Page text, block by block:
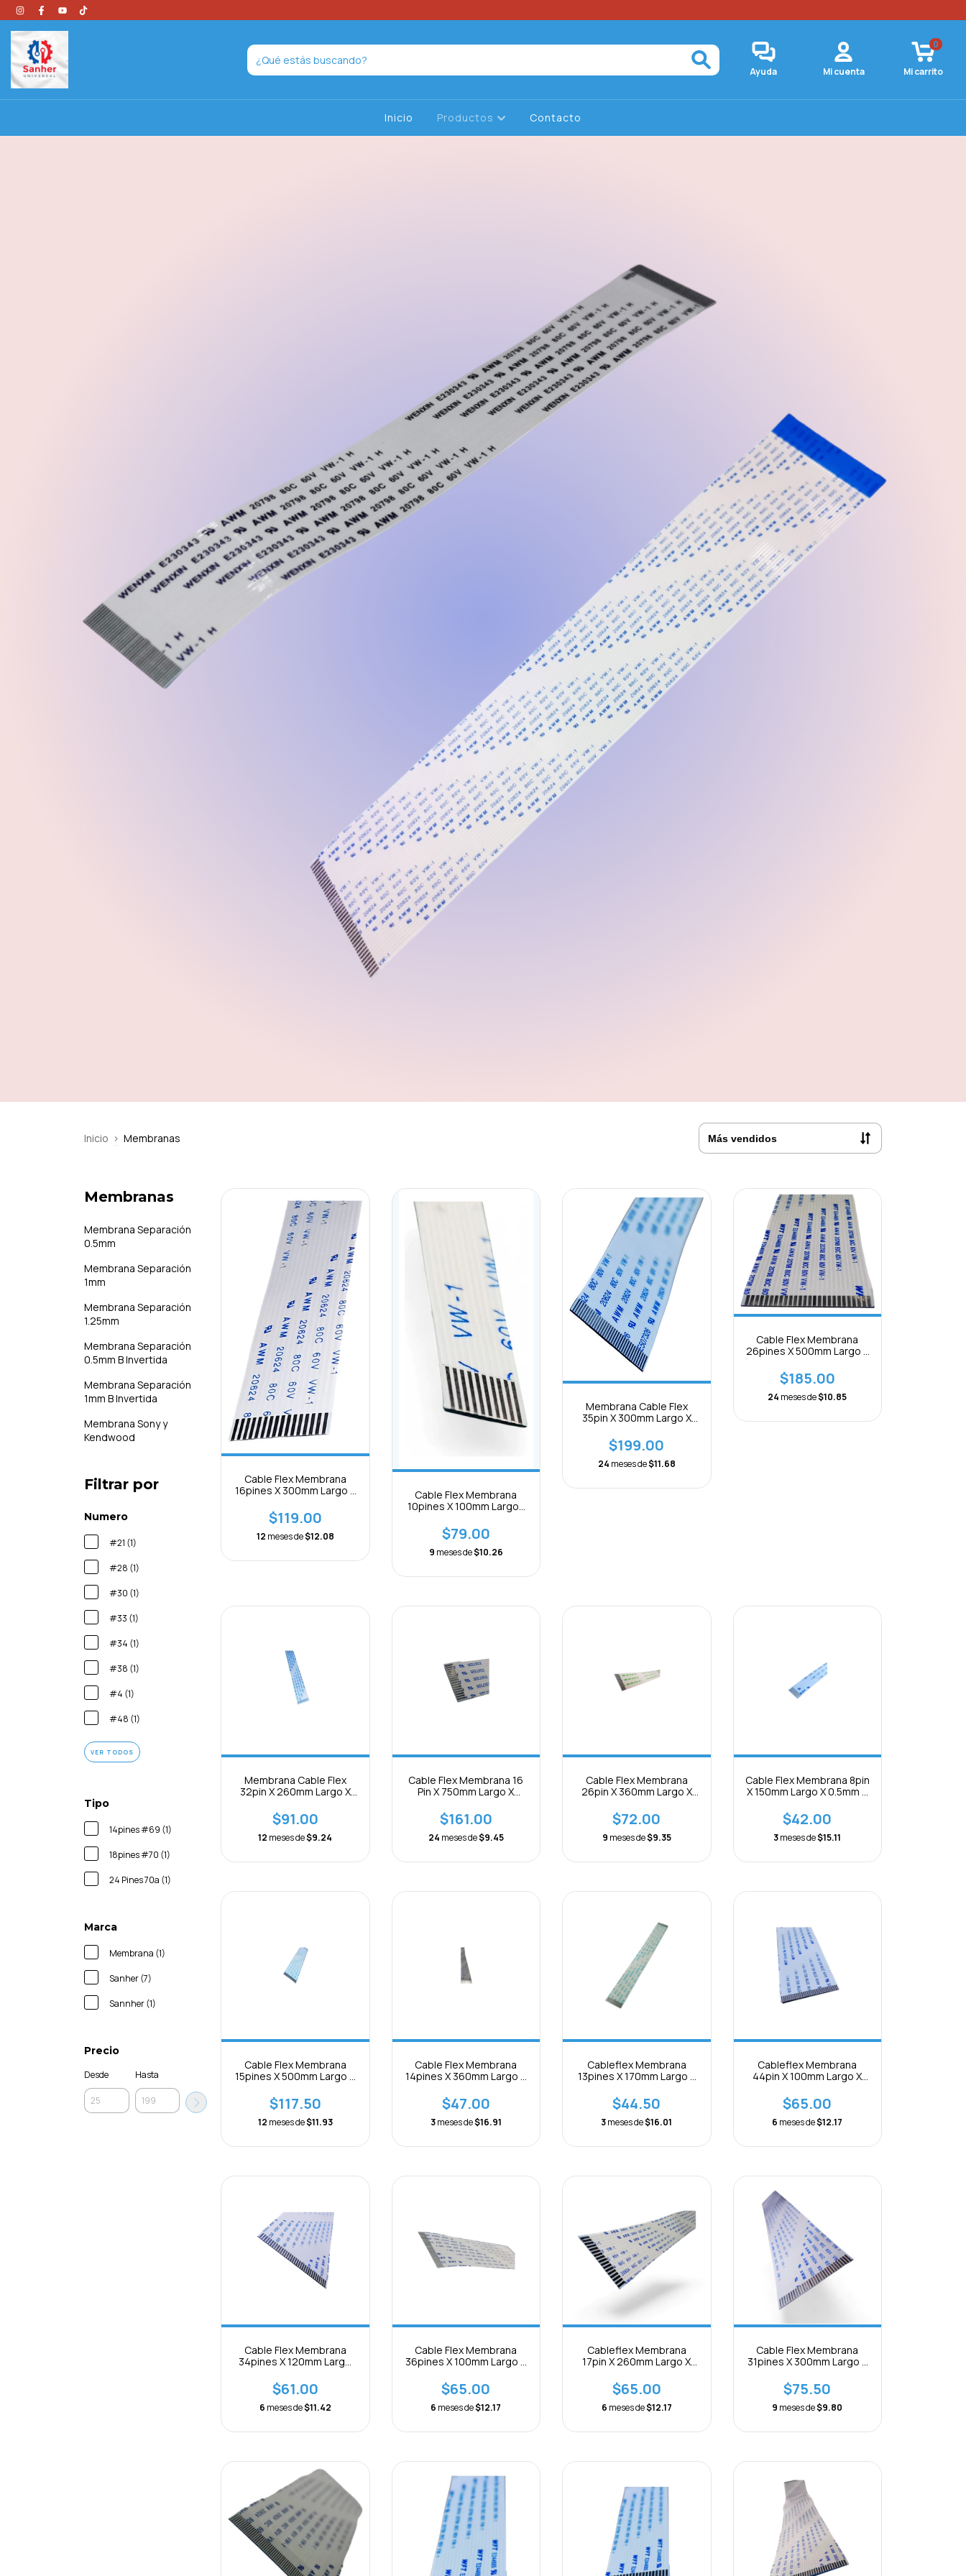
Ayuda Mi cuenta Mi carrito
0
Inicio Productos Contacto
Inicio > Membranas
Membranas
Membrana Separación
0.5mm
Membrana Separación
1mm
Membrana Separación
1.25mm
Membrana Separación
0.5mm B Invertida
Membrana Separación
1mm B Invertida
Membrana Sony y
Kendwood
Filtrar por
Numero
#21 (1)
#28 (1)
#30 (1)
#33 (1)
#34 (1)
#38 (1)
#4 (1)
#48 (1)
VER TODOS
Tipo
14pines #69 (1)
18pines #70 (1)
24 Pines 70a (1)
Marca
Membrana (1)
Sanher (7)
Sannher (1)
Precio
Desde Hasta
Cable Flex Membrana
16pines X 300mm Largo X
$119.00
12 meses de$12.08
Cable Flex Membrana
10pines X 100mm Largox
$79.00
9 meses de$10.26
Membrana Cable Flex
35pin X 300mm Largo X
$199.00
24 meses de$11.68
Cable Flex Membrana
26pines X 500mm Largo X
$185.00
24 meses de$10.85
Membrana Cable Flex
32pin X 260mm Largo X
$91.00
12 meses de$9.24
Cable Flex Membrana 16
Pin X 750mm Largo X
$161.00
24 meses de$9.45
Cable Flex Membrana
26pin X 360mm Largo X
$72.00
9 meses de$9.35
Cable Flex Membrana 8pin
X 150mm Largo X 0.5mm B
$42.00
3meses de$15.11
Cable Flex Membrana
15pines X 500mm Largo X
$117.50
12 meses de$11.93
Cable Flex Membrana
14pines X 360mm Largo X
$47.00
3meses de$16.91
Cableflex Membrana
13pines X 170mm Largo X
$44.50
3meses de$16.01
Cableflex Membrana
44pin X 100mm Largo X
$65.00
6 meses de$12.17
Cable Flex Membrana
34pines X 120mm Largo
$61.00
6 meses de$11.42
Cable Flex Membrana
36pines X 100mm Largo X
$65.00
6 meses de$12.17
Cableflex Membrana
17pin X 260mm Largo X
$65.00
6 meses de$12.17
Cable Flex Membrana
31pines X 300mm Largo X
$75.50
9 meses de$9.80